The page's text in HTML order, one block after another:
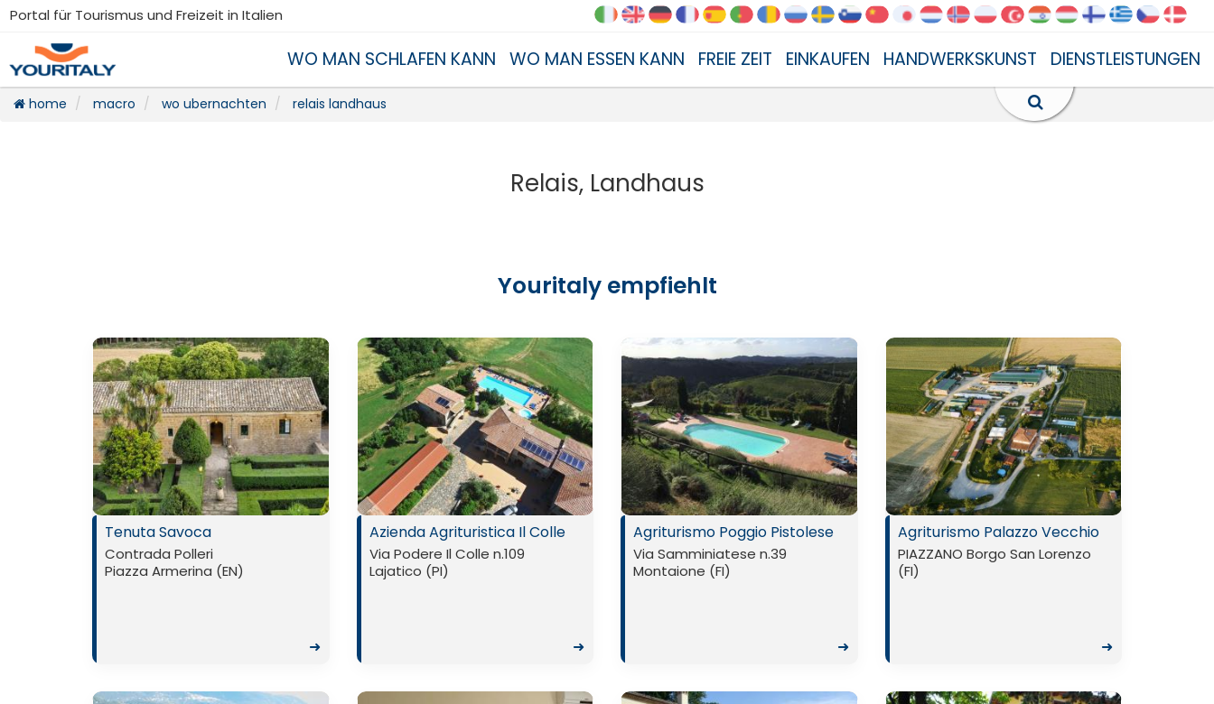
Portal für Tourismus und Freizeit in Italien
WO MAN SCHLAFEN KANN WO MAN ESSEN KANN FREIE ZEIT EINKAUFEN HANDWERKSKUNST DIENSTLEISTUNGEN
home macro wo ubernachten relais landhaus
Relais, Landhaus
Youritaly empfiehlt
Tenuta Savoca
Contrada Polleri
Piazza Armerina (EN)
➜
Azienda Agrituristica Il Colle
Via Podere Il Colle n.109
Lajatico (PI)
➜
Agriturismo Poggio Pistolese
Via Samminiatese n.39
Montaione (FI)
➜
Agriturismo Palazzo Vecchio
PIAZZANO Borgo San Lorenzo
(FI)
➜